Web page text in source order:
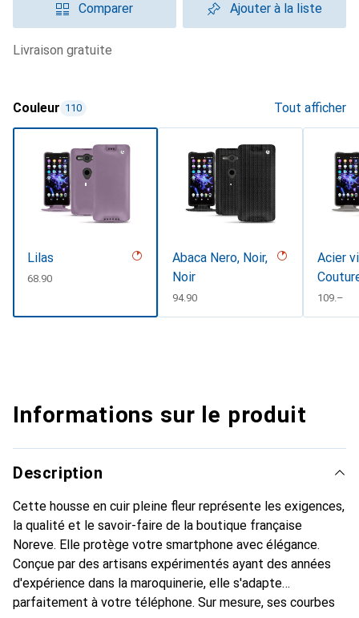
Comparer Ajouter à la liste
livraison gratuite
Couleur 110 Tout afficher
Lilas
CHF
68.90
Abaca Nero, Noir,
Noir
CHF
94.90
Acier
CHF
109.–
Informations sur le produit
Description
Cette housse en cuir pleine fleur représente les exigences,
la qualité et le savoir-faire de la boutique française
Noreve. Elle protège votre smartphone avec élégance.
Conçue par des artisans expérimentés ayant des années
d'expérience dans la maroquinerie, elle s'adapte
parfaitement à votre téléphone. Sur mesure, ses courbes